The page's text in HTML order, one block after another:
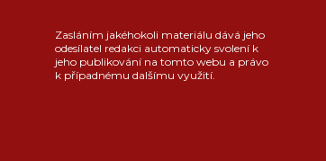
Zasláním jakéhokoli materiálu dává jeho
odesílatel redakci automaticky svolení k
jeho publikování na tomto webu a právo
k případnému dalšímu využití.